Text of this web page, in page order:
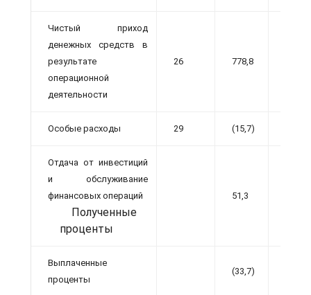
Чистый приход
денежных средств в
результате
операционной
деятельности
26 778,8
Особые расходы 29 (15,7)
Отдача от инвестиций
и обслуживание
финансовых операций
Полученные
проценты
51,3
Выплаченные
проценты
(33,7)